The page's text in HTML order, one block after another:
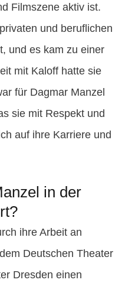
Filmszene aktiv ist.
und beruflichen
und es kam zu einer
mit Kaloff hatte sie
für Dagmar Manzel
sie mit Respekt und
auf ihre Karriere und
in der
ihre Arbeit an
Deutschen Theater
Dresden einen